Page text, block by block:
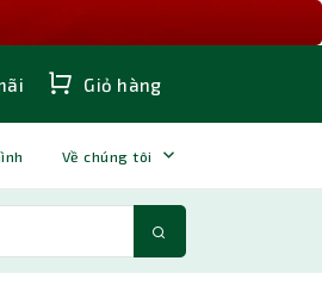
Giỏ hàng
Về chúng tôi